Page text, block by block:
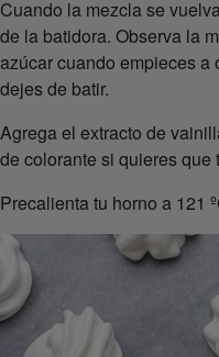
Cuando la mezcla se
de la batidora. Observa la
azúcar cuando empieces a
dejes de batir.
Agrega el extracto de
de colorante si quieres
Precalienta tu horno a 121